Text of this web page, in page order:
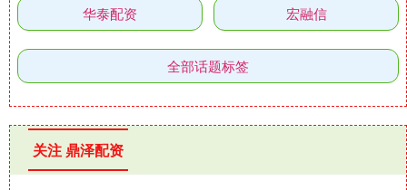
华泰配资 宏融信
全部话题标签
关注 鼎泽配资